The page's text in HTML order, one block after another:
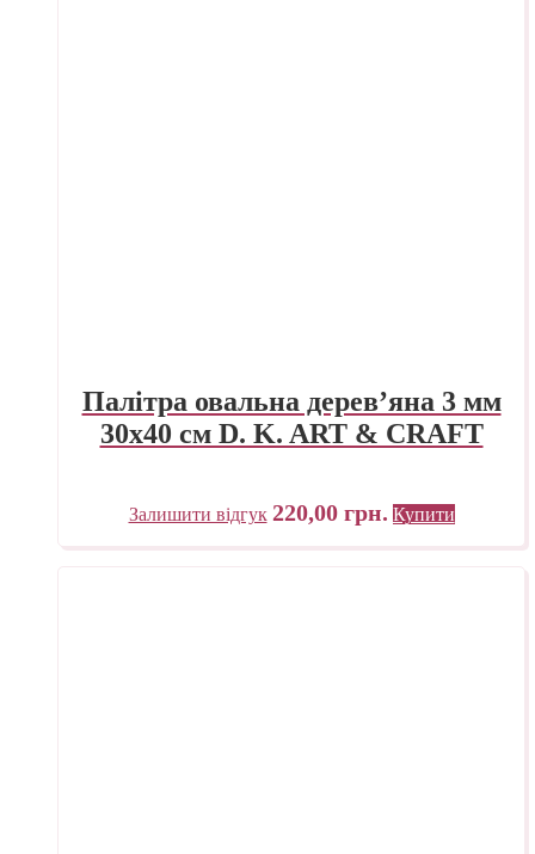
Палітра овальна дерев’яна 3 мм
30х40 см D. K. ART & CRAFT
Залишити відгук 220,00 грн. Купити